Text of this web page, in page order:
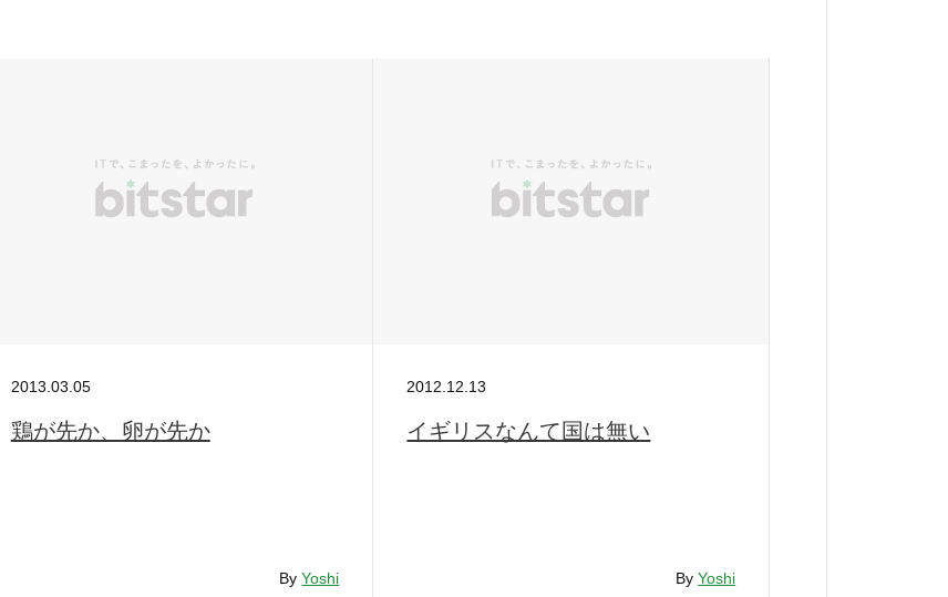
2013.03.05
鶏が先か、卵が先か
ByYoshi
2012.12.13
イギリスなんて国は無い
ByYoshi